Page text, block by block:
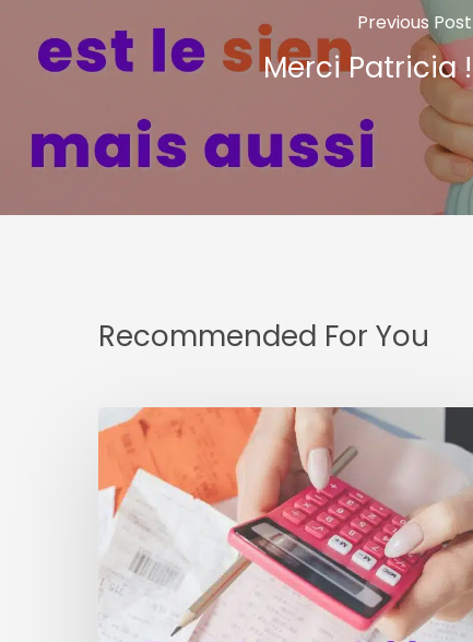
Previous Post
Merci Patricia !
Recommended For You